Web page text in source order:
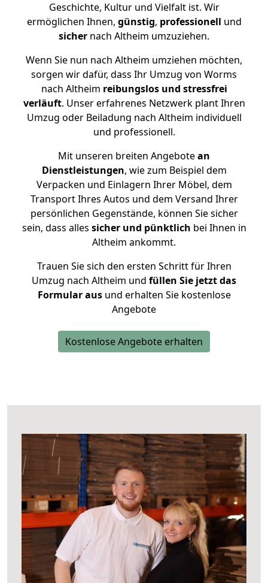
Geschichte, Kultur und Vielfalt ist. Wir
ermöglichen Ihnen, günstig, professionell und
sicher nach Altheim umzuziehen.
Wenn Sie nun nach Altheim umziehen möchten,
sorgen wir dafür, dass Ihr Umzug von Worms
nach Altheim reibungslos und stressfrei
verläuft. Unser erfahrenes Netzwerk plant Ihren
Umzug oder Beiladung nach Altheim individuell
und professionell.
Mit unseren breiten Angebotean
Dienstleistungen, wie zum Beispiel dem
Verpacken und Einlagern Ihrer Möbel, dem
Transport Ihres Autos und dem Versand Ihrer
persönlichen Gegenstände, können Sie sicher
sein, dass alles sicher und pünktlich bei Ihnen in
Altheim ankommt.
Trauen Sie sich den ersten Schritt für Ihren
Umzug nach Altheim und füllen Sie jetzt das
Formular ausund erhalten Sie kostenlose
Angebote
Kostenlose Angebote erhalten